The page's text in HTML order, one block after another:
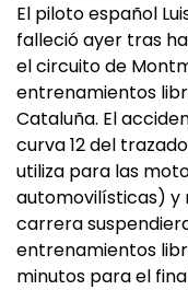
El piloto español
falleció ayer tras
el circuito de
entrenamientos
Cataluña. El
curva 12 del
utiliza para las
automovilísticas) y
carrera
entrenamientos
minutos para el